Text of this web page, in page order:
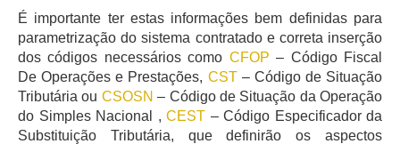
É importante ter estas informações bem definidas para
parametrização do sistema contratado e correta inserção
dos códigos necessários como CFOP – Código Fiscal
De Operações e Prestações, CST– Código de Situação
Tributária ou CSOSN – Código de Situação da Operação
do Simples Nacional , CEST – Código Especificador da
Substituição Tributária, que definirão os aspectos